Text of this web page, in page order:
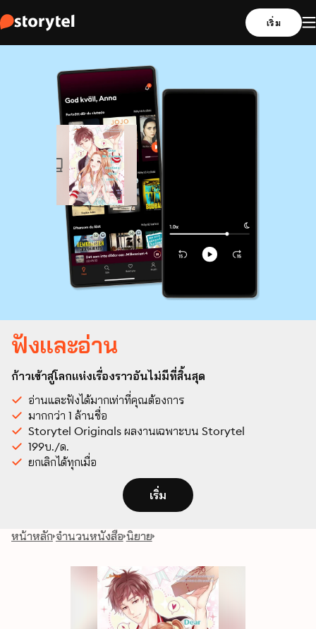
เริ่ม
ฟังและอ่าน
ก้าวเข้าสู่โลกแห่งเรื่องราวอันไม่มีที่สิ้นสุด
อ่านและฟังได้มากเท่าที่คุณต้องการ
มากกว่า 1 ล้านชื่อ
Storytel Originals ผลงานเฉพาะบน Storytel
199บ./ด.
ยกเลิกได้ทุกเมื่อ
เริ่ม
หน้าหลัก จำนวนหนังสือ นิยาย